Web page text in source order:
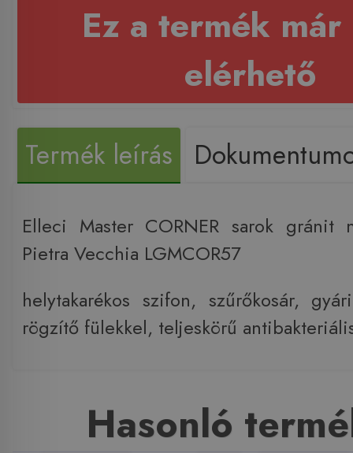
Ez a termék már
elérhető
Termék leírás
Elleci Master CORNER sarok gránit
Pietra Vecchia LGMCOR57
helytakarékos szifon, szűrőkosár,
rögzítő fülekkel, teljeskörű
Hasonló